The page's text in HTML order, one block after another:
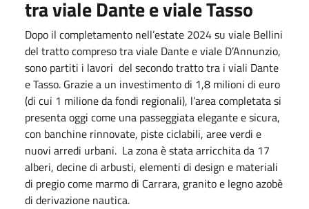
tra viale Dante e viale Tasso
Dopo il completamento nell’estate 2024 su viale Bellini
del tratto compreso tra viale Dante e viale D’Annunzio,
sono partiti i lavori del secondo tratto tra i viali Dante
e Tasso. Grazie a un investimento di 1,8 milioni di euro
(di cui 1 milione da fondi regionali), l’area completata si
presenta oggi come una passeggiata elegante e sicura,
con banchine rinnovate, piste ciclabili, aree verdi e
nuovi arredi urbani. La zona è stata arricchita da 17
alberi, decine di arbusti, elementi di design e materiali
di pregio come marmo di Carrara, granito e legno azobè
di derivazione nautica.